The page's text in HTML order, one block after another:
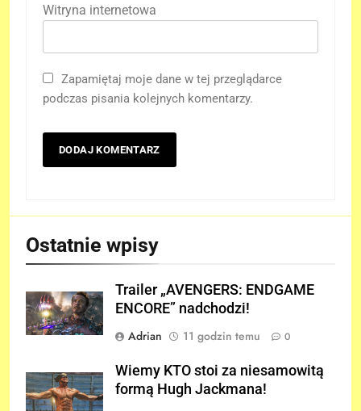
Witryna internetowa
Zapamiętaj moje dane w tej przeglądarce
podczas pisania kolejnych komentarzy.
Ostatnie wpisy
Trailer „AVENGERS: ENDGAME
ENCORE” nadchodzi!
Adrian
11 godzin temu 0
Wiemy KTO stoi za niesamowitą
formą Hugh Jackmana!